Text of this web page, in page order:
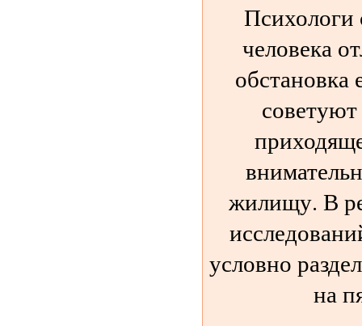
Психологи
человека
обстановка
жилищу. В
условно
на